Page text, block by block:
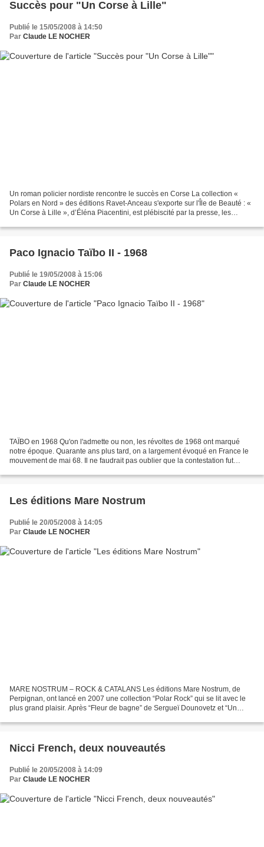
Succès pour "Un Corse à Lille"
Publié le 15/05/2008 à 14:50
Par Claude LE NOCHER
Un roman policier nordiste rencontre le succès en Corse La collection «
Polars en Nord » des éditions Ravet-Anceau s'exporte sur l'Île de Beauté : «
Un Corse à Lille », d’Éléna Piacentini, est plébiscité par la presse, les
Paco Ignacio Taïbo II - 1968
Publié le 19/05/2008 à 15:06
Par Claude LE NOCHER
TAÏBO en 1968 Qu'on l'admette ou non, les révoltes de 1968 ont marqué
notre époque. Quarante ans plus tard, on a largement évoqué en France le
mouvement de mai 68. Il ne faudrait pas oublier que la contestation fut
Les éditions Mare Nostrum
Publié le 20/05/2008 à 14:05
Par Claude LE NOCHER
MARE NOSTRUM – ROCK & CATALANS Les éditions Mare Nostrum, de
Perpignan, ont lancé en 2007 une collection “Polar Rock” qui se lit avec le
plus grand plaisir. Après “Fleur de bagne” de Sergueï Dounovetz et “Un
Nicci French, deux nouveautés
Publié le 20/05/2008 à 14:09
Par Claude LE NOCHER